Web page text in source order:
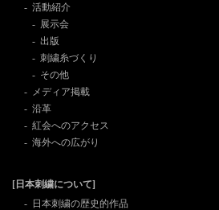
活動紹介
展示会
出版
刺繍糸づくり
その他
メディア掲載
沿革
紅会へのアクセス
海外への広がり
[日本刺繍について]
日本刺繍の歴史的作品